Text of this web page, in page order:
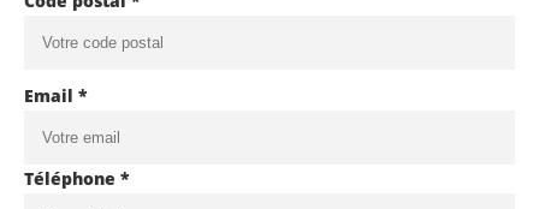
Email *
Téléphone *